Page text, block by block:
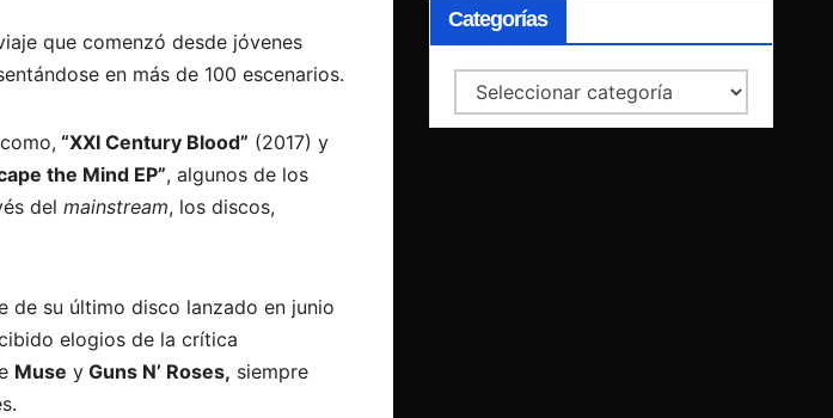
que comenzó desde jóvenes
en más de 100 escenarios.
“XXI Century Blood” (2017) y
the Mind EP”, algunos de los
del mainstream, los discos,
de su último disco lanzado en junio
elogios de la crítica
Muse y Guns N’ Roses, siempre
Categorías
Categorías